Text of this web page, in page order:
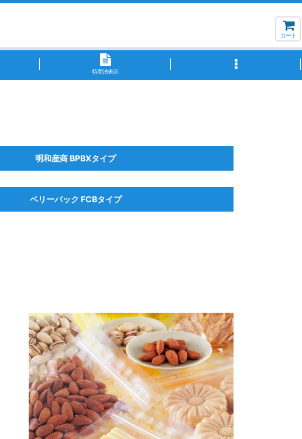
カート
特商法表示
明和産商 BPBXタイプ
ベリーパック FCBタイプ